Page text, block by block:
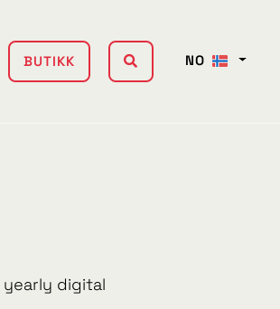
BUTIKK NO
digital